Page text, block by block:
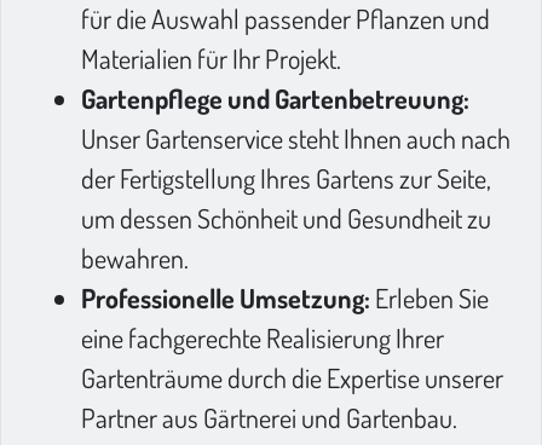
für die Auswahl passender Pflanzen und
Materialien für Ihr Projekt.
Gartenpflege und Gartenbetreuung:
Unser Gartenservice steht Ihnen auch nach
der Fertigstellung Ihres Gartens zur Seite,
um dessen Schönheit und Gesundheit zu
bewahren.
Professionelle Umsetzung: Erleben Sie
eine fachgerechte Realisierung Ihrer
Gartenträume durch die Expertise unserer
Partner aus Gärtnerei und Gartenbau.